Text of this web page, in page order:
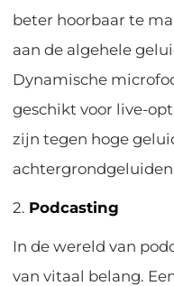
beter hoorbaar te
aan de algehele
Dynamische
geschikt voor live-
zijn tegen hoge
2. Podcasting
In de wereld van
van vitaal belang.